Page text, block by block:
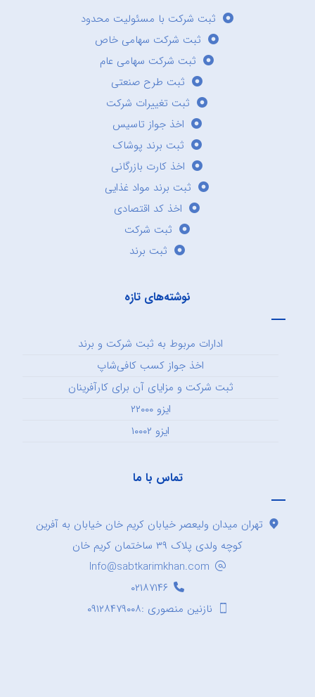
ثبت شرکت با مسئولیت محدود
ثبت شرکت سهامی خاص
ثبت شرکت سهامی عام
ثبت طرح صنعتی
ثبت تغییرات شرکت
اخذ جواز تاسیس
ثبت برند پوشاک
اخذ کارت بازرگانی
ثبت برند مواد غذایی
اخذ کد اقتصادی
ثبت شرکت
ثبت برند
نوشته‌های تازه
ادارات مربوط به ثبت شرکت و برند
اخذ جواز کسب کافی‌شاپ
ثبت شرکت و مزایای آن برای کارآفرینان
ایزو ۲۲۰۰۰
ایزو ۱۰۰۰۲
تماس با ما
تهران میدان ولیعصر خیابان کریم خان خیابان به آفرین
کوچه ولدی پلاک ۳۹ ساختمان کریم خان
Info@sabtkarimkhan.com
۰۲۱۸۷۱۴۶
نازنین منصوری :۰۹۱۲۸۴۷۹۰۰۸